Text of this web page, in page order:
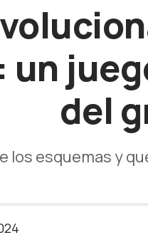
un
del
los esquemas y